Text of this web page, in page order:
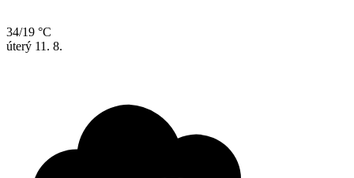
34/19 °C
úterý 11. 8.